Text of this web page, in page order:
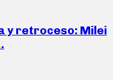
y retroceso: Milei